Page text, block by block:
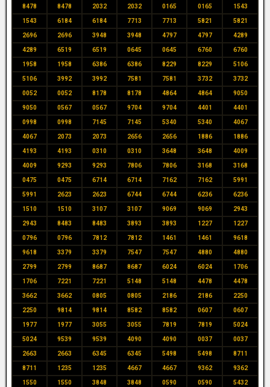
8478 8478 2032 2032 0165 0165 1543
1543 6184 6184 7713 7713 5821 5821
2696 2696 3948 3948 4797 4797 4289
4289 6519 6519 0645 0645 6760 6760
1958 1958 6386 6386 8229 8229 5106
5106 3992 3992 7581 7581 3732 3732
0052 0052 8178 8178 4864 4864 9050
9050 0567 0567 9704 9704 4401 4401
0998 0998 7145 7145 5340 5340 4067
4067 2073 2073 2656 2656 1886 1886
4193 4193 0310 0310 3648 3648 4009
4009 9293 9293 7806 7806 3168 3168
0475 0475 6714 6714 7162 7162 5991
5991 2623 2623 6744 6744 6236 6236
1510 1510 3107 3107 9069 9069 2943
2943 8483 8483 3893 3893 1227 1227
0796 0796 7812 7812 1461 1461 9618
9618 3379 3379 7547 7547 4880 4880
2799 2799 8687 8687 6024 6024 1706
1706 7221 7221 5148 5148 4478 4478
3662 3662 0805 0805 2186 2186 2250
2250 9814 9814 8582 8582 0607 0607
1977 1977 3055 3055 7819 7819 5024
5024 9539 9539 4090 4090 0037 0037
2663 2663 6345 6345 5498 5498 8711
8711 1235 1235 4667 4667 9362 9362
1550 1550 3848 3848 0590 0590 5432